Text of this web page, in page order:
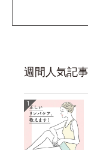
週間人気記